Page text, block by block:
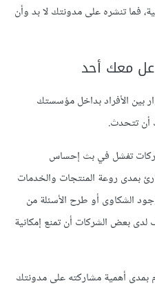
فما تنشره على مدونتك لا بد وأن
بين الأفراد بداخل مؤسستك
أن تتحدث.
تفشل في بث إحساس
بمدى روعة المنتجات والخدمات
الشكاوى أو طرح الأسئلة من
لدى بعض الشركات أن تمنع إمكانية
بمدى أهمية مشاركته على مدونتك